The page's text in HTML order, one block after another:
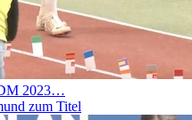
2023…
zum Titel